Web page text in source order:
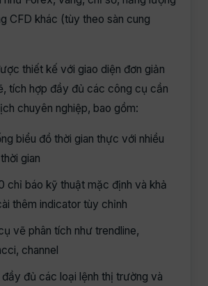
CFD khác (tùy theo sàn cung
thiết kế với giao diện đơn giản
tích hợp đầy đủ các công cụ cần
chuyên nghiệp, bao gồm:
biểu đồ thời gian thực với nhiều
gian
chỉ báo kỹ thuật mặc định và khả
thêm indicator tùy chỉnh
vẽ phân tích như trendline,
channel
đầy đủ các loại lệnh thị trường và